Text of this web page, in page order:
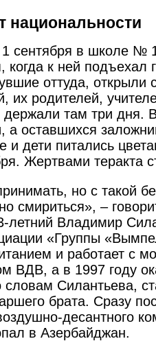
национальности
1 сентября в школе №
к ней подъехал
оттуда, открыли
их родителей,
там три дня.
а оставшихся
дети питались
Жертвами теракта
но с такой
смириться», –
летний Владимир
«Группы
и работает с
ВДВ, а в 1997 году
Силантьева,
брата. Сразу
­десантного
в Азербайджан.